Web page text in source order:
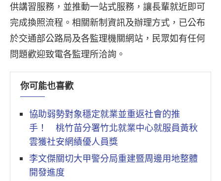
供講習服務，並推動一站式服務，讓長輩就近即可
完成換照流程。相關新制資訊及辦理方式，已公布
於交通部公路局及各監理機關網站，民眾如有任何
問題歡迎致電各監理所洽詢。
你可能也喜歡
協助弱勢對象穩定就業並重返社會的推
手！ 桃竹苗分署竹北就業中心就服員黃秋
雲獲社安網績優人員獎
李文傑關切大甲警分局重建暨周邊用地整體
開發進度